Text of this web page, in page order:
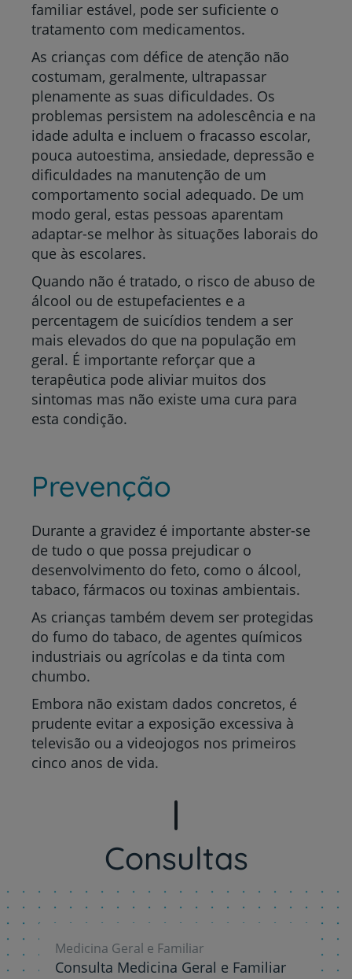
familiar estável, pode ser suficiente o
tratamento com medicamentos.
As crianças com défice de atenção não
costumam, geralmente, ultrapassar
plenamente as suas dificuldades. Os
problemas persistem na adolescência e na
idade adulta e incluem o fracasso escolar,
pouca autoestima, ansiedade, depressão e
dificuldades na manutenção de um
comportamento social adequado. De um
modo geral, estas pessoas aparentam
adaptar-se melhor às situações laborais do
que às escolares.
Quando não é tratado, o risco de abuso de
álcool ou de estupefacientes e a
percentagem de suicídios tendem a ser
mais elevados do que na população em
geral. É importante reforçar que a
terapêutica pode aliviar muitos dos
sintomas mas não existe uma cura para
esta condição.
Prevenção
Durante a gravidez é importante abster-se
de tudo o que possa prejudicar o
desenvolvimento do feto, como o álcool,
tabaco, fármacos ou toxinas ambientais.
As crianças também devem ser protegidas
do fumo do tabaco, de agentes químicos
industriais ou agrícolas e da tinta com
chumbo.
Embora não existam dados concretos, é
prudente evitar a exposição excessiva à
televisão ou a videojogos nos primeiros
cinco anos de vida.
Consultas
Medicina Geral e Familiar
Consulta Medicina Geral e Familiar